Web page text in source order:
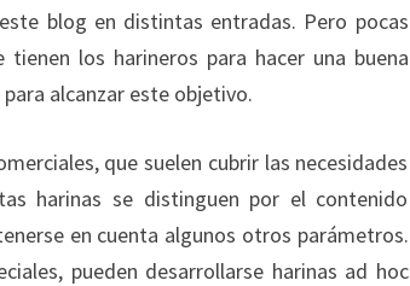
blog en distintas entradas. Pero pocas
los harineros para hacer una buena
alcanzar este objetivo.
que suelen cubrir las necesidades
harinas se distinguen por el contenido
en cuenta algunos otros parámetros.
pueden desarrollarse harinas ad hoc